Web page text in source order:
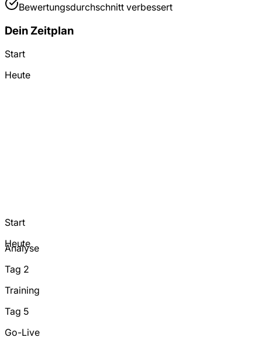
Bewertungsdurchschnitt verbessert
Dein Zeitplan
Start
Heute
Start
Heute
Analyse
Tag 2
Training
Tag 5
Go-Live